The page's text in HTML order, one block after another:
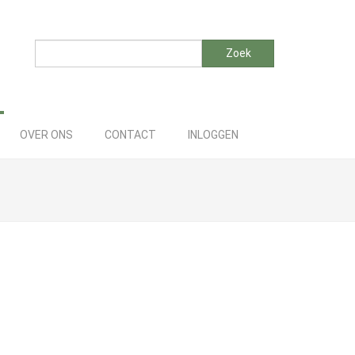
Zoek
OVER ONS CONTACT INLOGGEN